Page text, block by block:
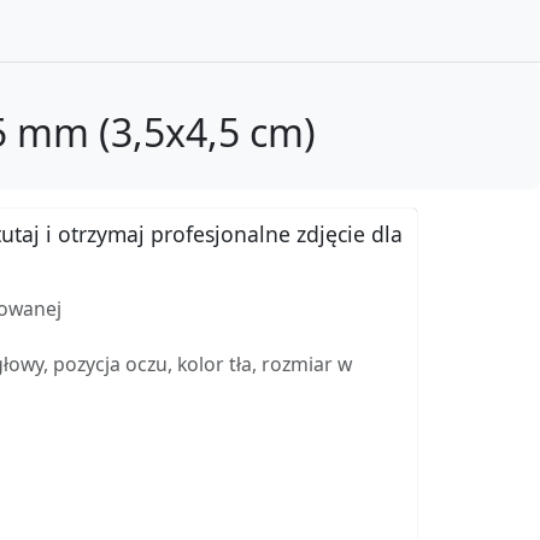
(3,5x4,5 cm)
i otrzymaj profesjonalne zdjęcie dla
pozycja oczu, kolor tła, rozmiar w